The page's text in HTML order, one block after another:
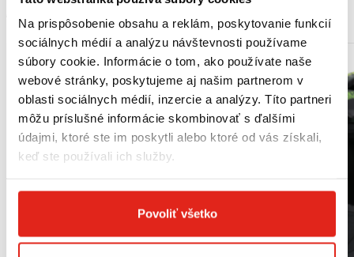
Na prispôsobenie obsahu a reklám, poskytovanie funkcií
sociálnych médií a analýzu návštevnosti používame
súbory cookie. Informácie o tom, ako používate naše
webové stránky, poskytujeme aj našim partnerom v
oblasti sociálnych médií, inzercie a analýzy. Títo partneri
môžu príslušné informácie skombinovať s ďalšími
údajmi, ktoré ste im poskytli alebo ktoré od vás získali,
keď ste používali ich služby.
Povoliť všetko
MOHLO BY SA VÁM PÁČIŤ